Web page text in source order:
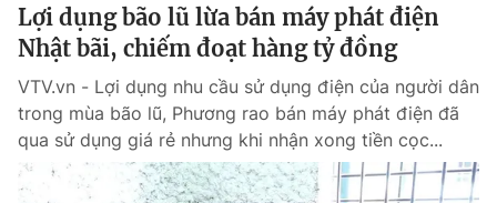
VTV9 VTV8
Liên hệ tòa soạn English
Lợi dụng bão lũ lừa bán máy phát điện
Nhật bãi, chiếm đoạt hàng tỷ đồng
VTV.vn - Lợi dụng nhu cầu sử dụng điện của người dân
trong mùa bão lũ, Phương rao bán máy phát điện đã
qua sử dụng giá rẻ nhưng khi nhận xong tiền cọc...